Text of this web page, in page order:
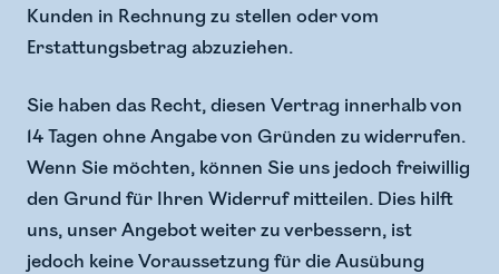
Kunden in Rechnung zu stellen oder vom
Erstattungsbetrag abzuziehen.
Sie haben das Recht, diesen Vertrag innerhalb von
14 Tagen ohne Angabe von Gründen zu widerrufen.
Wenn Sie möchten, können Sie uns jedoch freiwillig
den Grund für Ihren Widerruf mitteilen. Dies hilft
uns, unser Angebot weiter zu verbessern, ist
jedoch keine Voraussetzung für die Ausübung